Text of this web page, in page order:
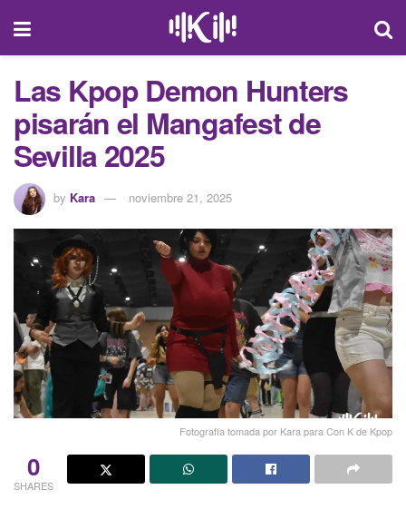
Las Kpop Demon Hunters
pisarán el Mangafest de
Sevilla 2025
by Kara noviembre 21, 2025
Fotografía tomada por Kara para Con K de Kpop
0
SHARES